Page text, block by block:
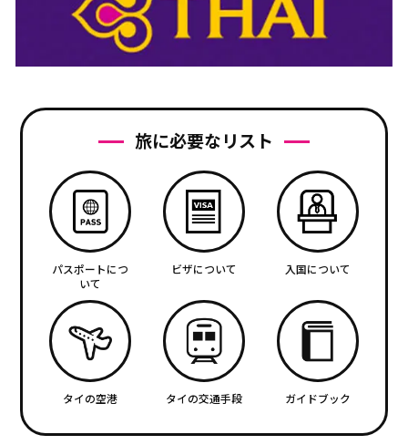
旅に必要なリスト
パスポートにつ
いて
ビザについて 入国について
タイの空港 タイの交通手段 ガイドブック